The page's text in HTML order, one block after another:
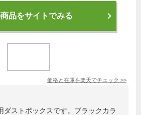
品をサイトでみる
価格と在庫を楽天でチェック >>
ダストボックスです。ブラックカラ